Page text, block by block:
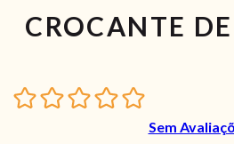
CROCANTE
Sem